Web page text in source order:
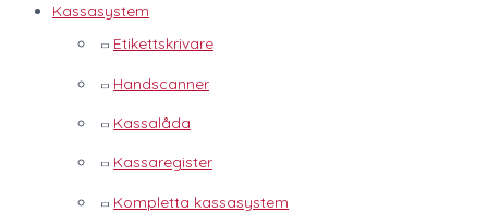
Kassasystem
Etikettskrivare
Handscanner
Kassalåda
Kassaregister
Kompletta kassasystem